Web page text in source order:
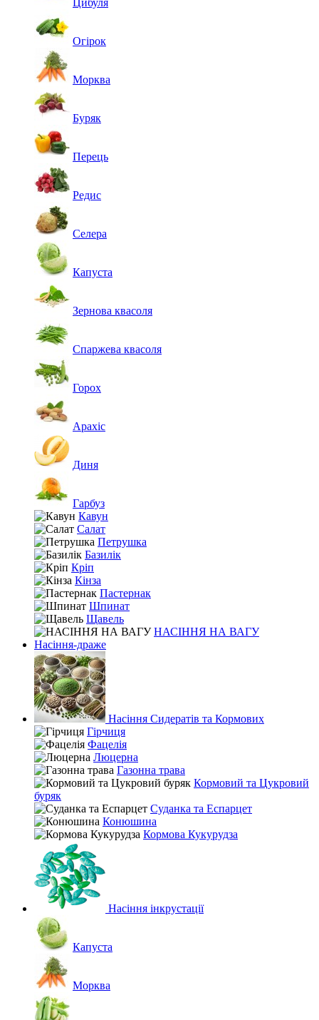
Цибуля
Огірок
Морква
Буряк
Перець
Редис
Селера
Капуста
Зернова квасоля
Спаржева квасоля
Горох
Арахіс
Диня
Гарбуз
Кавун
Салат
Петрушка
Базилік
Кріп
Кінза
Пастернак
Шпинат
Щавель
НАСІННЯ НА ВАГУ
Насіння-драже
Насіння Сидератів та Кормових
Гірчиця
Фацелія
Люцерна
Газонна трава
Кормовий та Цукровий
буряк
Суданка та Еспарцет
Конюшина
Кормова Кукурудза
Насіння інкрустації
Капуста
Морква